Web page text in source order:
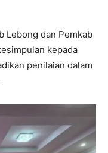
Lebong dan Pemkab
kepada
penilaian dalam